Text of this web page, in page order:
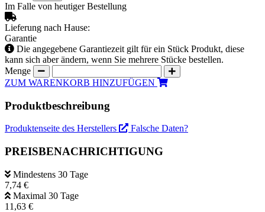
Im Falle von heutiger Bestellung
Lieferung nach Hause:
Garantie
Die angegebene Garantiezeit gilt für ein Stück Produkt, diese
kann sich aber ändern, wenn Sie mehrere Stücke bestellen.
Menge
ZUM WARENKORB HINZUFÜGEN
Produktbeschreibung
Produktenseite des Herstellers Falsche Daten?
PREISBENACHRICHTIGUNG
Mindestens 30 Tage
7,74 €
Maximal 30 Tage
11,63 €